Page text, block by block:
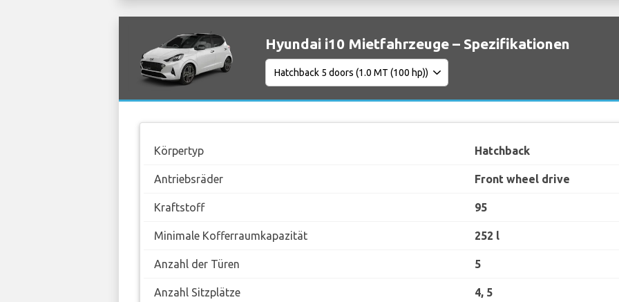
Hyundai i10 Mietfahrzeuge – Spezifikationen
Körpertyp Hatchback
Antriebsräder Front wheel drive
Kraftstoff 95
Minimale Kofferraumkapazität 252 l
Anzahl der Türen 5
Anzahl Sitzplätze 4, 5